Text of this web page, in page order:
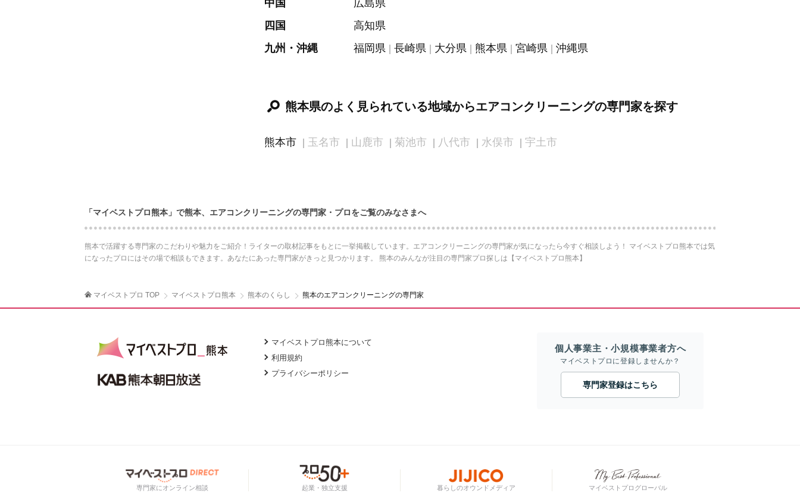
中国
広島県
四国
高知県
九州・沖縄
福岡県 長崎県 大分県 熊本県 宮崎県 沖縄県
熊本県のよく見られている地域からエアコンクリーニングの専門家を探す
熊本市 玉名市 山鹿市 菊池市 八代市 水俣市 宇土市
「マイベストプロ熊本」で熊本、エアコンクリーニングの専門家・プロをご覧のみなさまへ
熊本で活躍する専門家のこだわりや魅力をご紹介！ライターの取材記事をもとに一挙掲載しています。エアコンクリーニングの専門家が気になったら今すぐ相談しよう！ マイベストプロ熊本では気
になったプロにはその場で相談もできます。あなたにあった専門家がきっと見つかります。 熊本のみんなが注目の専門家プロ探しは【マイベストプロ熊本】
マイベストプロ TOP マイベストプロ熊本 熊本のくらし 熊本のエアコンクリーニングの専門家
マイベストプロ熊本について
利用規約
プライバシーポリシー
個人事業主・小規模事業者方へ
マイベストプロに登録しませんか？
専門家登録はこちら
専門家にオンライン相談 起業・独立支援 暮らしのオウンドメディア マイベストプログローバル